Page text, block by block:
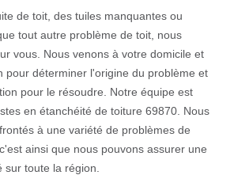
de toit, des tuiles manquantes ou
tout autre problème de toit, nous
vous. Nous venons à votre domicile et
pour déterminer l'origine du problème et
pour le résoudre. Notre équipe est
en étanchéité de toiture 69870. Nous
à une variété de problèmes de
ainsi que nous pouvons assurer une
toute la région.